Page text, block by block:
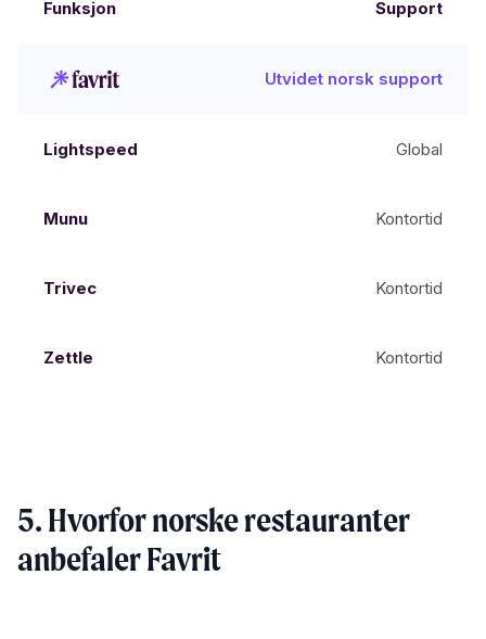
Support
Utvidet norsk support
Global
Kontortid
Kontortid
Kontortid
5. Hvorfor norske restauranter
anbefaler Favrit